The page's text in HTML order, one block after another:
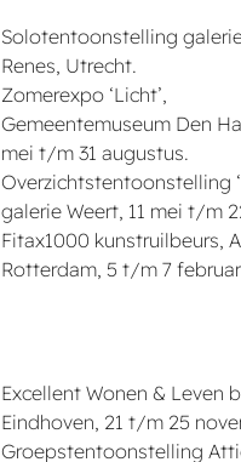
Solotentoonstelling
Renes, Utrecht.
Zomerexpo ‘Licht’,
Gemeentemuseum Den
mei t/m 31 augustus.
Overzichtstentoonstelling
galerie Weert, 11 mei t/m
Fitax1000 kunstruilbeurs,
Rotterdam, 5 t/m 7
Excellent Wonen & Leven
Eindhoven, 21 t/m 25
Groepstentoonstelling